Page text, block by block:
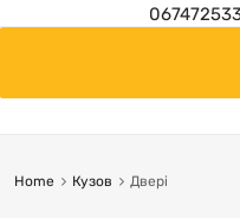
Home Кузов Двері